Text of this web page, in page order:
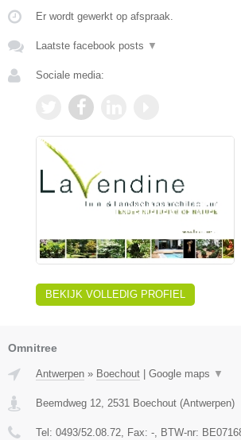
Er wordt gewerkt op afspraak.
Laatste facebook posts ▼
Sociale media:
BEKIJK VOLLEDIG PROFIEL
Omnitree
Antwerpen » Boechout Google maps ▼
Beemdweg 12 2531 Boechout (Antwerpen)
Tel: 0493/52.08.72 , Fax: - , BTW-nr: